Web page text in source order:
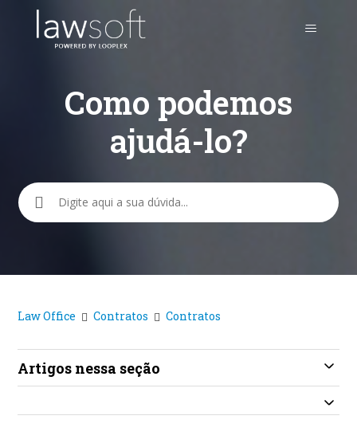
Como podemos
ajudá-lo?
Pesquisa
Law Office Contratos Contratos
Artigos nessa seção